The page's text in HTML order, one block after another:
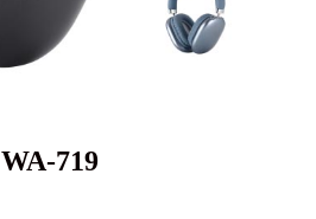
WA-719